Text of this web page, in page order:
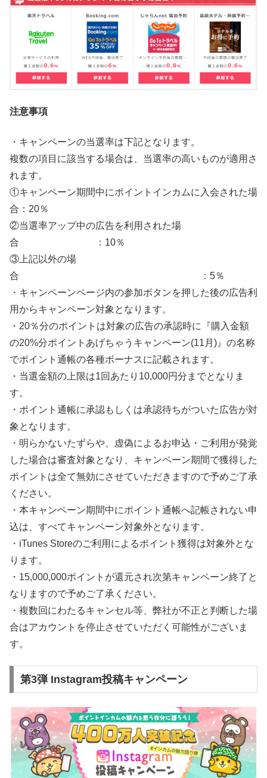
注意事項
・キャンペーンの当選率は下記となります。
複数の項目に該当する場合は、当選率の高いものが適用さ
れます。
①キャンペーン期間中にポイントインカムに入会された場
合：20％
②当選率アップ中の広告を利用された場
合 ：10％
③上記以外の場
合 ：5％
・キャンペーンページ内の参加ボタンを押した後の広告利
用からキャンペーン対象となります。
・20％分のポイントは対象の広告の承認時に『購入金額
の20%分ポイントあげちゃうキャンペーン(11月)』の名称
でポイント通帳の各種ボーナスに記載されます。
・当選金額の上限は1回あたり10,000円分までとなりま
す。
・ポイント通帳に承認もしくは承認待ちがついた広告が対
象となります。
・明らかないたずらや、虚偽によるお申込・ご利用が発覚
した場合は審査対象となり、キャンペーン期間で獲得した
ポイントは全て無効にさせていただきますので予めご了承
ください。
・本キャンペーン期間中にポイント通帳へ記帳されない申
込は、すべてキャンペーン対象外となります。
・iTunes Storeのご利用によるポイント獲得は対象外とな
ります。
・15,000,000ポイントが還元され次第キャンペーン終了と
なりますので予めご了承ください。
・複数回にわたるキャンセル等、弊社が不正と判断した場
合はアカウントを停止させていただく可能性がございま
す。
第3弾 Instagram投稿キャンペーン